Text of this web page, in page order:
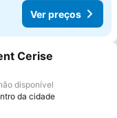
Ver preços
aos favoritos
Cerise
disponível
da cidade